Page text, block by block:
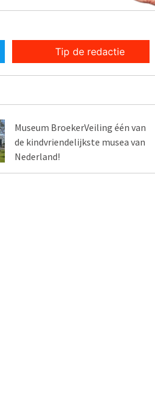
Tip de redactie
Museum BroekerVeiling één van
de kindvriendelijkste musea van
Nederland!